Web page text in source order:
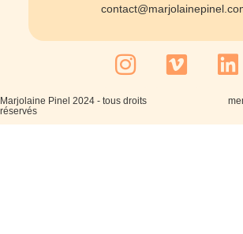
Marjolaine Pinel 2024 - tous droits
réservés